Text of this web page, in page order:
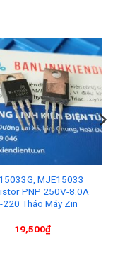
MJE15033
PNP 250V-8.0A
220 Tháo Máy Zin
19,500₫